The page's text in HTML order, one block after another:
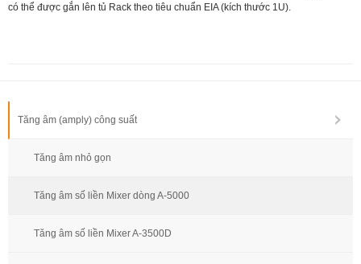
có thể được gắn lên tủ Rack theo tiêu chuẩn EIA (kích thước 1U).
Tăng âm (amply) công suất
Tăng âm nhỏ gọn
Tăng âm số liền Mixer dòng A-5000
Tăng âm số liền Mixer A-3500D